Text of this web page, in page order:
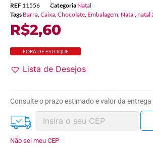
REF 11556 Categoria Natal
Tags Barra, Caixa, Chocolate, Embalagem, Natal, natal
R$2,60
FORA DE ESTOQUE
Lista de Desejos
Consulte o prazo estimado e valor da entrega
Não sei meu CEP